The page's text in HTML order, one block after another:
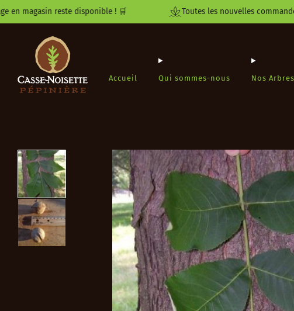
reste disponible ! 🛒 Toutes les nouvelles commandes
Accueil Qui sommes-nous Nos Arbres